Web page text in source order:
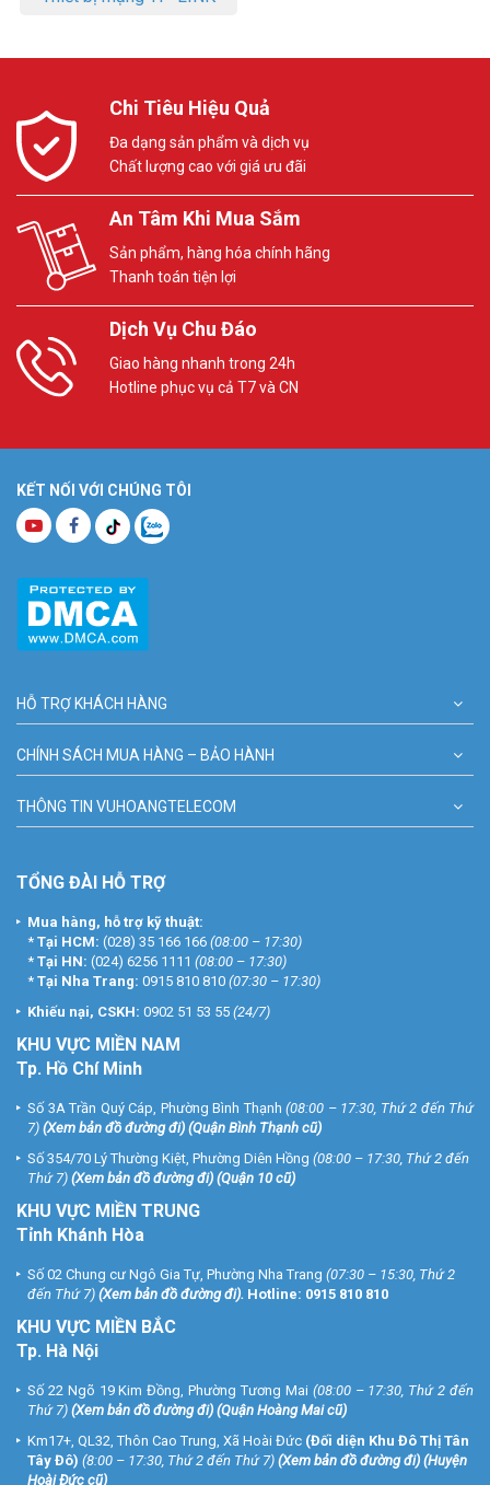
Chi Tiêu Hiệu Quả
Đa dạng sản phẩm và dịch vụ
Chất lượng cao với giá ưu đãi
An Tâm Khi Mua Sắm
Sản phẩm, hàng hóa chính hãng
Thanh toán tiện lợi
Dịch Vụ Chu Đáo
Giao hàng nhanh trong 24h
Hotline phục vụ cả T7 và CN
KẾT NỐI VỚI CHÚNG TÔI
HỖ TRỢ KHÁCH HÀNG
CHÍNH SÁCH MUA HÀNG – BẢO HÀNH
THÔNG TIN VUHOANGTELECOM
TỔNG ĐÀI HỖ TRỢ
Mua hàng, hỗ trợ kỹ thuật:
* Tại HCM: (028) 35 166 166 (08:00 – 17:30)
* Tại HN: (024) 6256 1111 (08:00 – 17:30)
* Tại Nha Trang: 0915 810 810 (07:30 – 17:30)
Khiếu nại, CSKH: 0902 51 53 55 (24/7)
KHU VỰC MIỀN NAM
Tp. Hồ Chí Minh
Số 3A Trần Quý Cáp, Phường Bình Thạnh (08:00 – 17:30, Thứ 2 đến Thứ
7) (Xem bản đồ đường đi) (Quận Bình Thạnh cũ)
Số 354/70 Lý Thường Kiệt, Phường Diên Hồng (08:00 – 17:30, Thứ 2 đến
Thứ 7) (Xem bản đồ đường đi) (Quận 10 cũ)
KHU VỰC MIỀN TRUNG
Tỉnh Khánh Hòa
Số 02 Chung cư Ngô Gia Tự, Phường Nha Trang (07:30 – 15:30, Thứ 2
đến Thứ 7) (Xem bản đồ đường đi). Hotline: 0915 810 810
KHU VỰC MIỀN BẮC
Tp. Hà Nội
Số 22 Ngõ 19 Kim Đồng, Phường Tương Mai (08:00 – 17:30, Thứ 2 đến
Thứ 7) (Xem bản đồ đường đi) (Quận Hoàng Mai cũ)
Km17+, QL32, Thôn Cao Trung, Xã Hoài Đức (Đối diện Khu Đô Thị Tân
Tây Đô) (8:00 – 17:30, Thứ 2 đến Thứ 7) (Xem bản đồ đường đi) (Huyện
Hoài Đức cũ)